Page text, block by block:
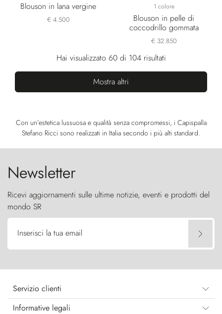
Blouson in lana vergine
€ 4.500
1 colore
Blouson in pelle di
coccodrillo gommata
€ 32.850
Hai visualizzato 60 di 104 risultati
Mostra altri
Con un’estetica lussuosa e qualità senza compromessi, i Capispalla
Stefano Ricci sono realizzati in Italia secondo i più alti standard.
Newsletter
Ricevi aggiornamenti sulle ultime notizie, eventi e prodotti del
mondo SR
Inserisci la tua email
Servizio clienti
Informative legali